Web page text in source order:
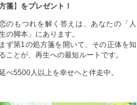
箋】 をプレゼント！
のもつれを解く答えは、あなたの「人
の脚本」にあります。
まず第1の処方箋を開いて、その正体を知
ることが、再生への最短ルートです。
べ5500人以上を幸せヘと伴走中。